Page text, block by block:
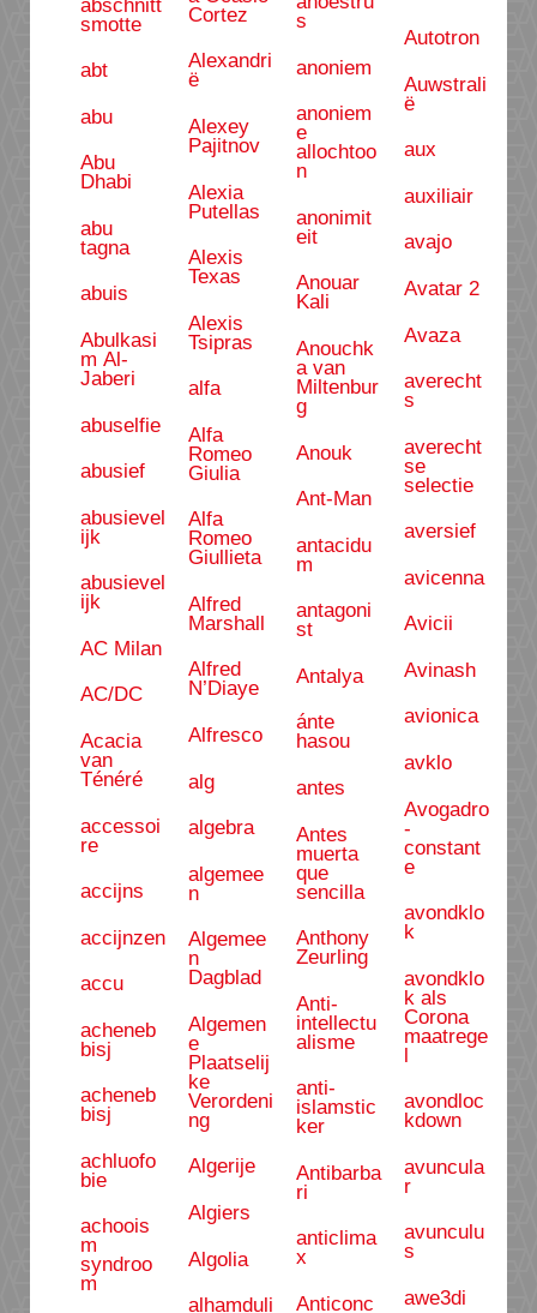
abschnitt
smotte
abt
abu
Abu
Dhabi
abu
tagna
abuis
Abulkasi
m Al-
Jaberi
abuselfie
abusief
abusievel
ijk
abusievel
ijk
AC Milan
AC/DC
Acacia
van
Ténéré
accessoi
re
accijns
accijnzen
accu
acheneb
bisj
acheneb
bisj
achluofo
bie
achoois
m
syndroo
m
Cortez
Alexandri
ë
Alexey
Pajitnov
Alexia
Putellas
Alexis
Texas
Alexis
Tsipras
alfa
Alfa
Romeo
Giulia
Alfa
Romeo
Giullieta
Alfred
Marshall
Alfred
N’Diaye
Alfresco
alg
algebra
algemee
n
Algemee
n
Dagblad
Algemen
e
Plaatselij
ke
Verordeni
ng
Algerije
Algiers
Algolia
alhamduli
s
anoniem
anoniem
e
allochtoo
n
anonimit
eit
Anouar
Kali
Anouchk
a van
Miltenbur
g
Anouk
Ant-Man
antacidu
m
antagoni
st
Antalya
ánte
hasou
antes
Antes
muerta
que
sencilla
Anthony
Zeurling
Anti-
intellectu
alisme
anti-
islamstic
ker
Antibarba
ri
anticlima
x
Anticonc
Autotron
Auwstrali
ë
aux
auxiliair
avajo
Avatar 2
Avaza
averecht
s
averecht
se
selectie
aversief
avicenna
Avicii
Avinash
avionica
avklo
Avogadro
-
constant
e
avondklo
k
avondklo
k als
Corona
maatrege
l
avondloc
kdown
avuncula
r
avunculu
s
awe3di